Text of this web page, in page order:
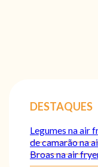
DESTAQUES
Legumes na air
de camarão na
Broas na air